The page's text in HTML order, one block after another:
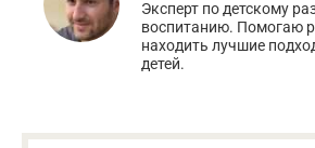
Эксперт по детскому
воспитанию. Помогаю
находить лучшие
детей.